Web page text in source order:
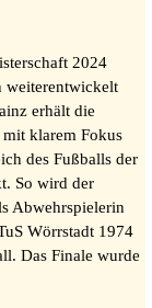
2024
weiterentwickelt
erhält die
mit klarem Fokus
des Fußballs der
So wird der
Abwehrspielerin
Wörrstadt 1974
Das Finale wurde